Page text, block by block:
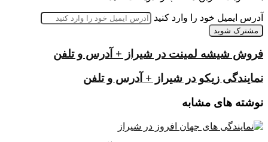
آدرس ایمیل خود را وارد کنید
فروش شیشه لمینت در شیراز + آدرس و تلفن
نمایندگی زیکو در شیراز + آدرس و تلفن
نوشته های مشابه